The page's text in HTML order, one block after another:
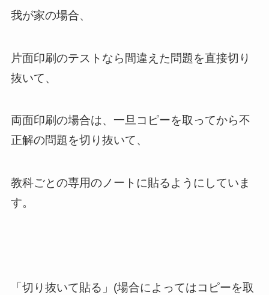
我が家の場合、
片面印刷のテストなら間違えた問題を直接切り
抜いて、
両面印刷の場合は、一旦コピーを取ってから不
正解の問題を切り抜いて、
教科ごとの専用のノートに貼るようにしていま
す。
「切り抜いて貼る」(場合によってはコピーを取